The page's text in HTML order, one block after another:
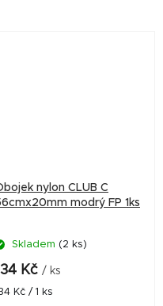
nylon CLUB C
modrý FP 1ks
Skladem (2 ks)
Kč / ks
Kč / 1 ks